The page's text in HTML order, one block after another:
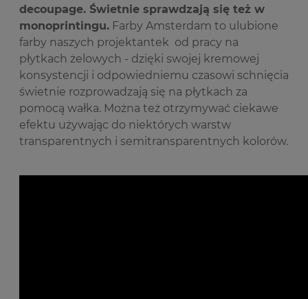
decoupage. Świetnie sprawdzają się też w
monoprintingu. Farby Amsterdam to ulubione
farby naszych projektantek od pracy na
płytkach żelowych - dzięki swojej kremowej
konsystencji i odpowiedniemu czasowi schnięcia
świetnie rozprowadzają się na płytkach za
pomocą wałka. Można też otrzymywać ciekawe
efektu używając do niektórych warstw
transparentnych i semitransparentnych kolorów.